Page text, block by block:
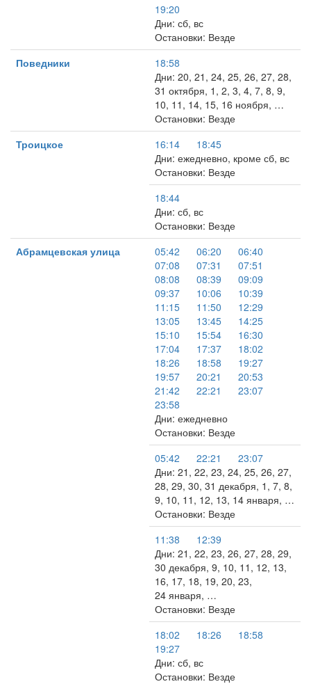
19:20
Дни: сб, вс
Остановки: Везде
Поведники
18:58
Дни: 20, 21, 24, 25, 26, 27, 28,
31 октября, 1, 2, 3, 4, 7, 8, 9,
10, 11, 14, 15, 16 ноября, …
Остановки: Везде
Троицкое
16:14
18:45
Дни: ежедневно, кроме сб, вс
Остановки: Везде
18:44
Дни: сб, вс
Остановки: Везде
Абрамцевская улица
05:42 06:20
06:40
07:08
07:31
07:51
08:08
08:39
09:09
09:37
10:06
10:39
11:15
11:50
12:29
13:05
13:45
14:25
15:10
15:54
16:30
17:04
17:37
18:02
18:26
18:58
19:27
19:57
20:21
20:53
21:42
22:21
23:07
23:58
Дни: ежедневно
Остановки: Везде
05:42
22:21
23:07
Дни: 21, 22, 23, 24, 25, 26, 27,
28, 29, 30, 31 декабря, 1, 7, 8,
9, 10, 11, 12, 13, 14 января, …
Остановки: Везде
11:38
12:39
Дни: 21, 22, 23, 26, 27, 28, 29,
30 декабря, 9, 10, 11, 12, 13,
16, 17, 18, 19, 20, 23,
24 января, …
Остановки: Везде
18:02
18:26
18:58
19:27
Дни: сб, вс
Остановки: Везде